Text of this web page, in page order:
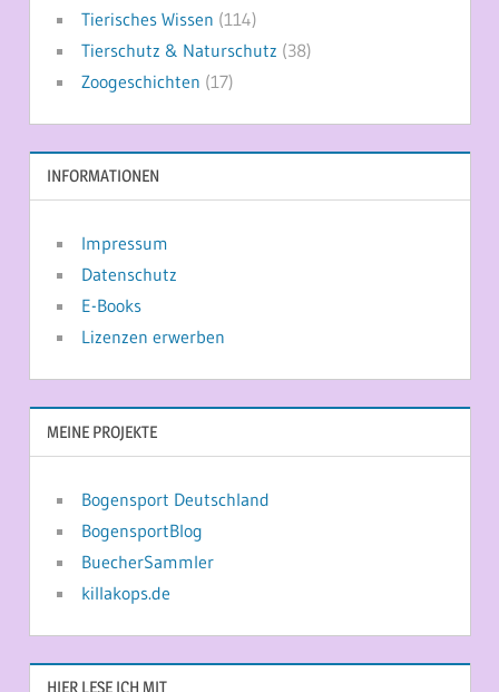
Tierisches Wissen (114)
Tierschutz & Naturschutz (38)
Zoogeschichten (17)
INFORMATIONEN
Impressum
Datenschutz
E-Books
Lizenzen erwerben
MEINE PROJEKTE
Bogensport Deutschland
BogensportBlog
BuecherSammler
killakops.de
HIER LESE ICH MIT